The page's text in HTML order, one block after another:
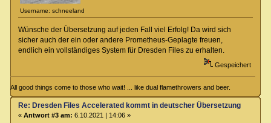
Username: schneeland
Wünsche der Übersetzung auf jeden Fall viel Erfolg! Da wird sich
sicher auch der ein oder andere Prometheus-Geplagte freuen,
endlich ein vollständiges System für Dresden Files zu erhalten.
Gespeichert
All good things come to those who wait! ... like dual flamethrowers and beer.
Re: Dresden Files Accelerated kommt in deutscher Übersetzung
« Antwort #3 am: 6.10.2021 | 14:06 »